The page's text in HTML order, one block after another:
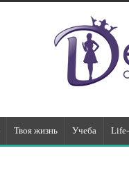
Твоя жизнь Учеба